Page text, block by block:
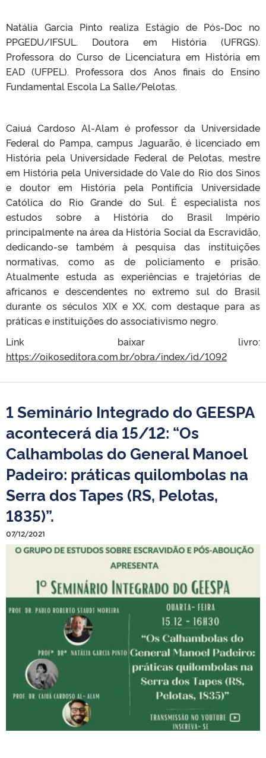
Natália Garcia Pinto realiza Estágio de Pós-Doc no
PPGEDU/IFSUL. Doutora em História (UFRGS).
Professora do Curso de Licenciatura em História em
EAD (UFPEL). Professora dos Anos finais do Ensino
Fundamental Escola La Salle/Pelotas.
Caiuá Cardoso Al-Alam é professor da Universidade
Federal do Pampa, campus Jaguarão, é licenciado em
História pela Universidade Federal de Pelotas, mestre
em História pela Universidade do Vale do Rio dos Sinos
e doutor em História pela Pontifícia Universidade
Católica do Rio Grande do Sul. É especialista nos
estudos sobre a História do Brasil Império
principalmente na área da História Social da Escravidão,
dedicando-se também à pesquisa das instituições
normativas, como as de policiamento e prisão.
Atualmente estuda as experiências e trajetórias de
africanos e descendentes no extremo sul do Brasil
durante os séculos XIX e XX, com destaque para as
práticas e instituições do associativismo negro.
Link baixar livro:
https://oikoseditora.com.br/obra/index/id/1092
1 Seminário Integrado do GEESPA
acontecerá dia 15/12: “Os
Calhambolas do General Manoel
Padeiro: práticas quilombolas na
Serra dos Tapes (RS, Pelotas,
1835)”.
07/12/2021